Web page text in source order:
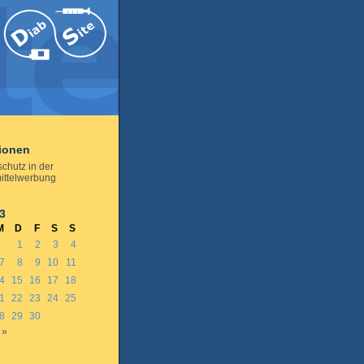
in der
D F S
S
1
2 3
4
7 8 9 10
11
15 16 17
18
22 23 24 25
29
30